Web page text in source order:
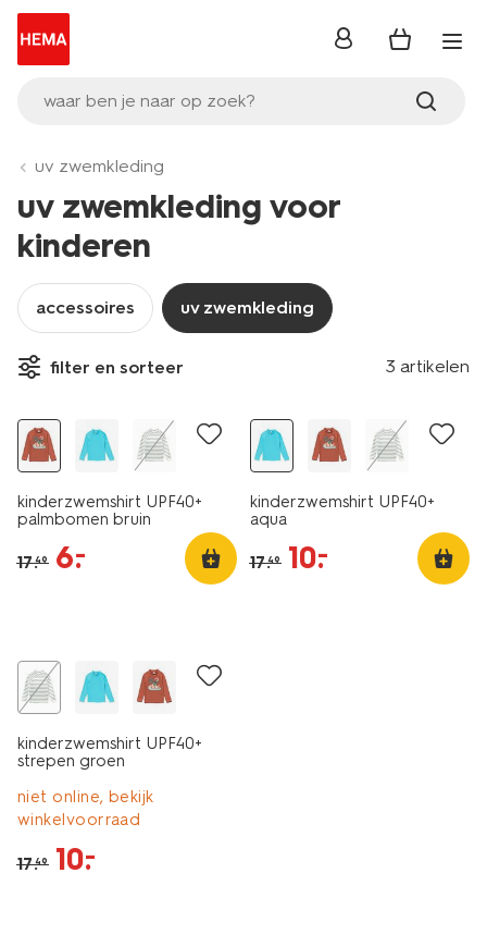
waar ben je naar op zoek?
inloggen
uv zwemkleding
uv zwemkleding voor
kinderen
accessoires uv zwemkleding
filter en sorteer 3 artikelen
sale
kinderzwemshirt UPF40+
palmbomen bruin
17.49 6.
–
kinderzwemshirt UPF40+
aqua
17.49 10.
–
kinderzwemshirt UPF40+
strepen groen
niet online, bekijk
winkelvoorraad
17.49 10.
–